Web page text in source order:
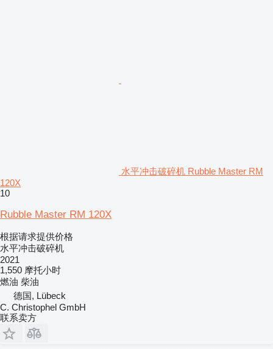
水平冲击破碎机 Rubble Master RM
120X
10
Rubble Master RM 120X
根据请求提供价格
水平冲击破碎机
2021
1,550 摩托小时
燃油 柴油
德国, Lübeck
C. Christophel GmbH
联系卖方